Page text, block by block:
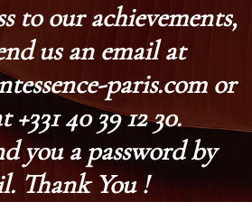
to our achievements,
us an email at
paris.com or
+331 40 39 12 30.
you a password by
Thank You !